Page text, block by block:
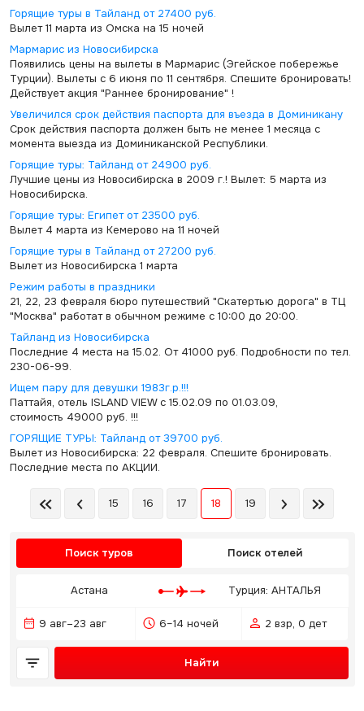
Горящие туры в Тайланд от 27400 руб.
Вылет 11 марта из Омска на 15 ночей
Мармарис из Новосибирска
Появились цены на вылеты в Мармарис (Эгейское побережье
Турции). Вылеты с 6 июня по 11 сентября. Спешите бронировать!
Действует акция "Раннее бронирование" !
Увеличился срок действия паспорта для въезда в Доминикану
Срок действия паспорта должен быть не менее 1 месяца с
момента выезда из Доминиканской Республики.
Горящие туры: Тайланд от 24900 руб.
Лучшие цены из Новосибирска в 2009 г.! Вылет: 5 марта из
Новосибирска.
Горящие туры: Египет от 23500 руб.
Вылет 4 марта из Кемерово на 11 ночей
Горящие туры в Тайланд от 27200 руб.
Вылет из Новосибирска 1 марта
Режим работы в праздники
21, 22, 23 февраля бюро путешествий "Скатертью дорога" в ТЦ
"Москва" работат в обычном режиме с 10:00 до 20:00.
Тайланд из Новосибирска
Последние 4 места на 15.02. От 41000 руб. Подробности по тел.
230-06-99.
Ищем пару для девушки 1983г.р.!!!
Паттайя, отель ISLAND VIEW с 15.02.09 по 01.03.09,
стоимость 49000 руб. !!!
ГОРЯЩИЕ ТУРЫ: Тайланд от 39700 руб.
Вылет из Новосибирска: 22 февраля. Спешите бронировать.
Последние места по АКЦИИ.
15 16 17 18 19
Поиск туров Поиск отелей
Астана Турция: АНТАЛЬЯ
9 авг–23 авг 6–14 ночей 2 взр, 0 дет
Найти